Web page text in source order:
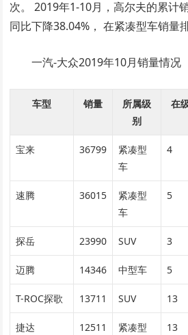
次。 2019年1-10月，高尔夫的累计
同比下降38.04%， 在紧凑型车销量
一汽-大众2019年10月销量情况
车型 销量
所属级
别
在
宝来 36799
紧凑型
车
4
速腾 36015
紧凑型
车
5
探岳 23990 SUV 3
迈腾 14346 中型车 5
T-ROC探歌 13711 SUV 13
捷达 12511
紧凑型
13